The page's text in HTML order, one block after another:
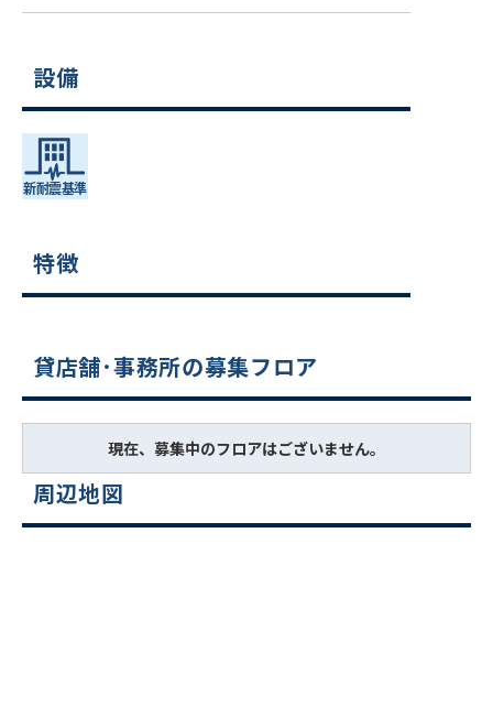
設備
特徴
貸店舗･事務所の募集フロア
現在、募集中のフロアはございません。
周辺地図